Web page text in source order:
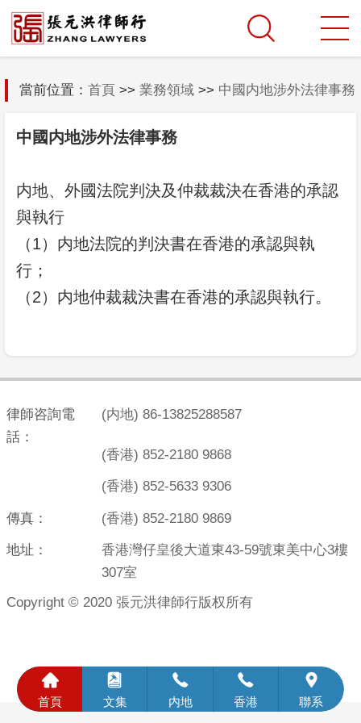
當前位置： 首頁>> 業務領域>> 中國内地涉外法律事務
中國内地涉外法律事務
内地、外國法院判決及仲裁裁決在香港的承認
與執行
（1）内地法院的判決書在香港的承認與執
行；
（2）内地仲裁裁決書在香港的承認與執行。
律師咨詢電
話：
(内地) 86-13825288587
(香港) 852-2180 9868
(香港) 852-5633 9306
傳真： (香港) 852-2180 9869
地址：
香港灣仔皇後大道東43-59號東美中心3樓
307室
Copyright © 2020 張元洪律師行版权所有

首頁

文集

内地

香港

聯系